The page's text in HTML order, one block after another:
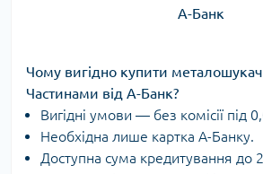
А-Банк
Чому вигідно купити
Частинами від А-Банк?
Вигідні умови — без комісії під
Необхідна лише картка А-Банку.
Доступна сума кредитування до